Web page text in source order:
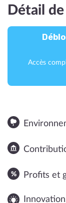
Détail
Accès
Profits et